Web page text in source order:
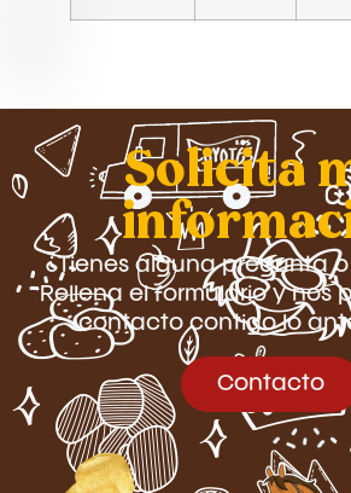
Solicita
¿Tienes alguna pregunta
Rellena el formulario y nos
contacto contigo lo
Contacto